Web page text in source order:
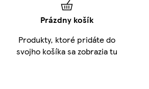
Prázdny košík
Produkty, ktoré pridáte do
svojho košíka sa zobrazia tu